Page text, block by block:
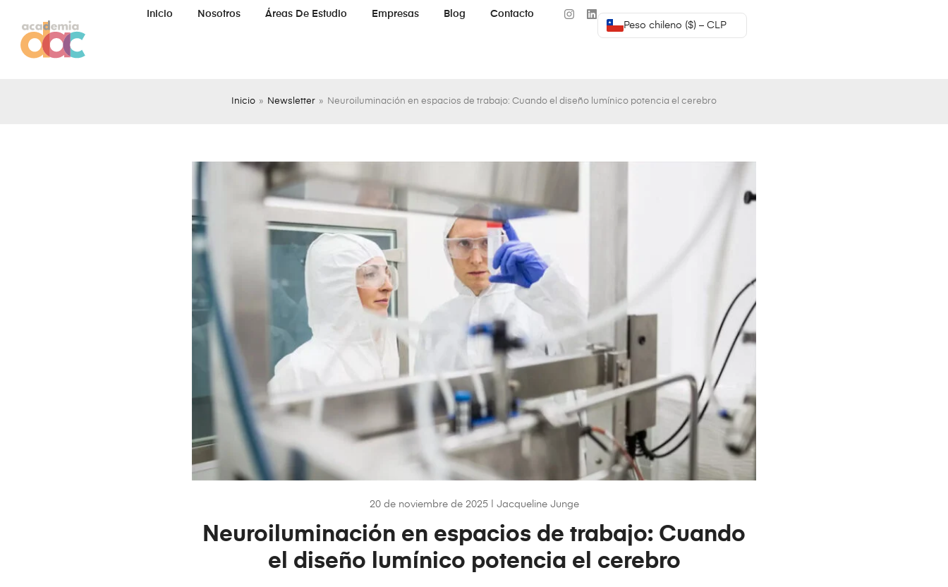
Inicio Nosotros Áreas De Estudio Empresas Blog
Contacto
Peso chileno ($) – CLP
Inicio » Newsletter » Neuroiluminación en espacios de trabajo: Cuando el diseño lumínico potencia el cerebro
20 de noviembre de 2025| Jacqueline Junge
Neuroiluminación en espacios de trabajo: Cuando
el diseño lumínico potencia el cerebro